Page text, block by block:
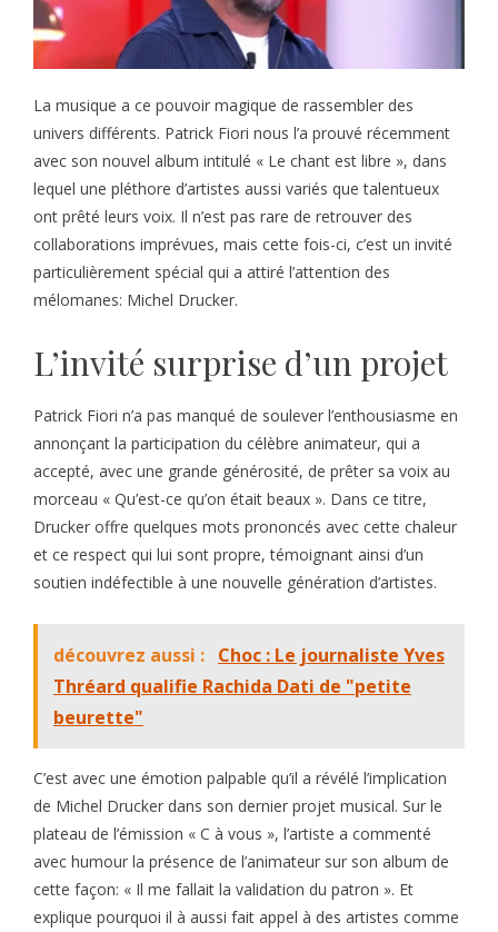
La musique a ce pouvoir magique de rassembler des
univers différents. Patrick Fiori nous l’a prouvé récemment
avec son nouvel album intitulé « Le chant est libre », dans
lequel une pléthore d’artistes aussi variés que talentueux
ont prêté leurs voix. Il n’est pas rare de retrouver des
collaborations imprévues, mais cette fois-ci, c’est un invité
particulièrement spécial qui a attiré l’attention des
mélomanes: Michel Drucker.
L’invité surprise d’un projet
Patrick Fiori n’a pas manqué de soulever l’enthousiasme en
annonçant la participation du célèbre animateur, qui a
accepté, avec une grande générosité, de prêter sa voix au
morceau « Qu’est-ce qu’on était beaux ». Dans ce titre,
Drucker offre quelques mots prononcés avec cette chaleur
et ce respect qui lui sont propre, témoignant ainsi d’un
soutien indéfectible à une nouvelle génération d’artistes.
découvrez aussi : Choc : Le journaliste Yves
Thréard qualifie Rachida Dati de "petite
beurette"
C’est avec une émotion palpable qu’il a révélé l’implication
de Michel Drucker dans son dernier projet musical. Sur le
plateau de l’émission « C à vous », l’artiste a commenté
avec humour la présence de l’animateur sur son album de
cette façon: « Il me fallait la validation du patron ». Et
explique pourquoi il à aussi fait appel à des artistes comme